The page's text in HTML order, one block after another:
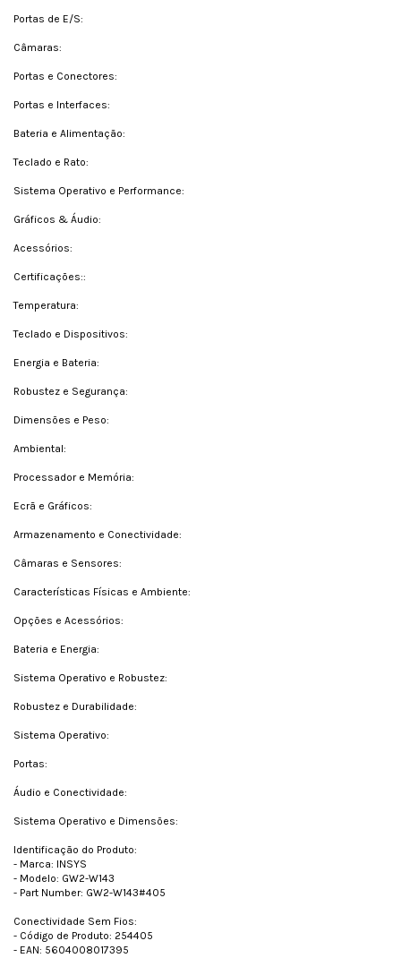
Portas de E/S:
Câmaras:
Portas e Conectores:
Portas e Interfaces:
Bateria e Alimentação:
Teclado e Rato:
Sistema Operativo e Performance:
Gráficos & Áudio:
Acessórios:
Certificações::
Temperatura:
Teclado e Dispositivos:
Energia e Bateria:
Robustez e Segurança:
Dimensões e Peso:
Ambiental:
Processador e Memória:
Ecrã e Gráficos:
Armazenamento e Conectividade:
Câmaras e Sensores:
Características Físicas e Ambiente:
Opções e Acessórios:
Bateria e Energia:
Sistema Operativo e Robustez:
Robustez e Durabilidade:
Sistema Operativo:
Portas:
Áudio e Conectividade:
Sistema Operativo e Dimensões:
Identificação do Produto:
- Marca: INSYS
- Modelo: GW2-W143
- Part Number: GW2-W143#405
Conectividade Sem Fios:
- Código de Produto: 254405
- EAN: 5604008017395